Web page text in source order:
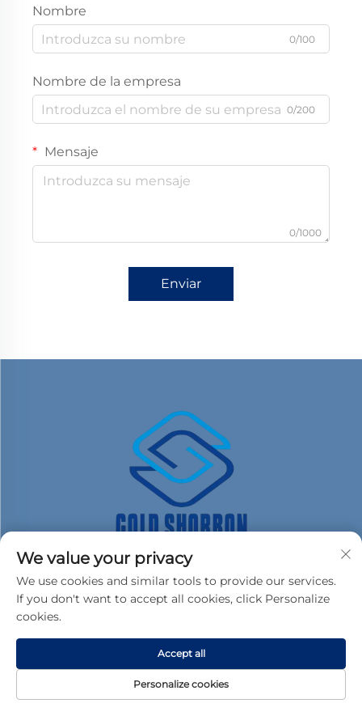
Nombre
0/100
Nombre de la empresa
0/200
Mensaje
0/1000
Enviar
Enlaces rápidos
Productos Sobre Nosotros
We value your privacy
We use cookies and similar tools to provide our services.
If you don't want to accept all cookies, click Personalize
cookies.
Personalize cookies
Accept all